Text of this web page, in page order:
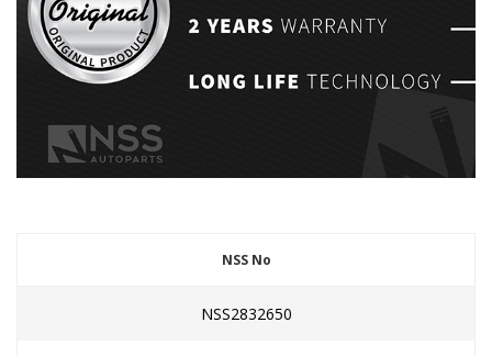
NSS No
NSS2832650